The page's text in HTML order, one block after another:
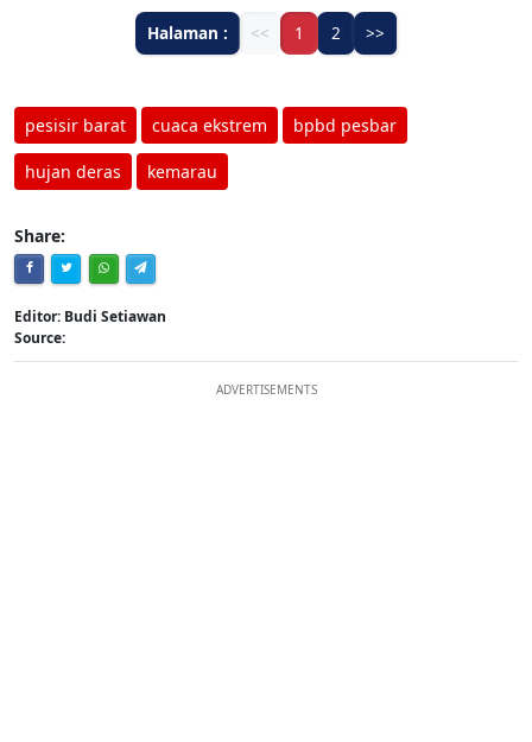
Halaman : << 1 2 >>
pesisir barat cuaca ekstrem bpbd pesbar
hujan deras kemarau
Share:
Editor: Budi Setiawan
Source:
ADVERTISEMENTS